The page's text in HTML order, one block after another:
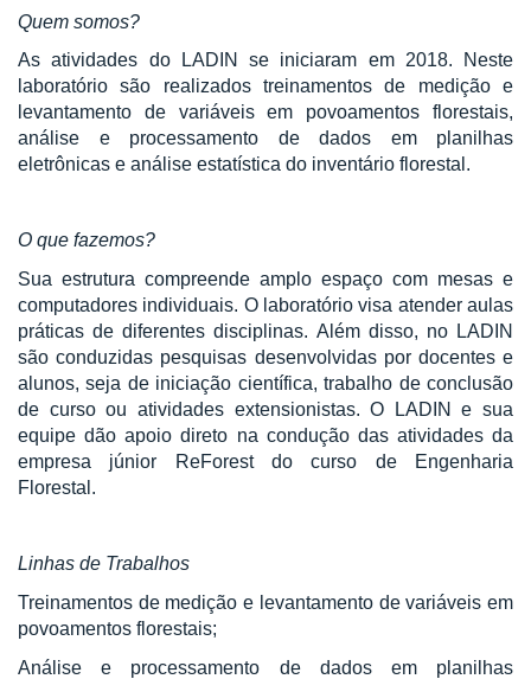
Quem somos?
As atividades do LADIN se iniciaram em 2018. Neste
laboratório são realizados treinamentos de medição e
levantamento de variáveis em povoamentos florestais,
análise e processamento de dados em planilhas
eletrônicas e análise estatística do inventário florestal.
O que fazemos?
Sua estrutura compreende amplo espaço com mesas e
computadores individuais. O laboratório visa atender aulas
práticas de diferentes disciplinas. Além disso, no LADIN
são conduzidas pesquisas desenvolvidas por docentes e
alunos, seja de iniciação científica, trabalho de conclusão
de curso ou atividades extensionistas. O LADIN e sua
equipe dão apoio direto na condução das atividades da
empresa júnior ReForest do curso de Engenharia
Florestal.
Linhas de Trabalhos
Treinamentos de medição e levantamento de variáveis em
povoamentos florestais;
Análise e processamento de dados em planilhas